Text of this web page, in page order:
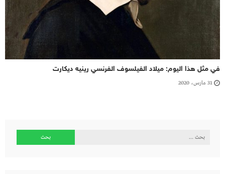
في مثل هذا اليوم: ميلاد الفيلسوف الفرنسي رينيه ديكارت
31 مارس، 2020
البحث